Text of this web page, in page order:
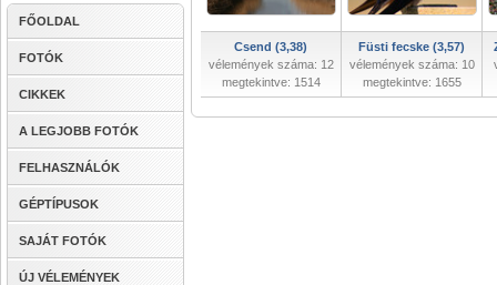
FŐOLDAL
FOTÓK
CIKKEK
A LEGJOBB FOTÓK
FELHASZNÁLÓK
GÉPTÍPUSOK
SAJÁT FOTÓK
ÚJ VÉLEMÉNYEK
Csend (3,38)
vélemények száma: 12
megtekintve: 1514
Füsti fecske (3,57)
vélemények száma: 10
megtekintve: 1655